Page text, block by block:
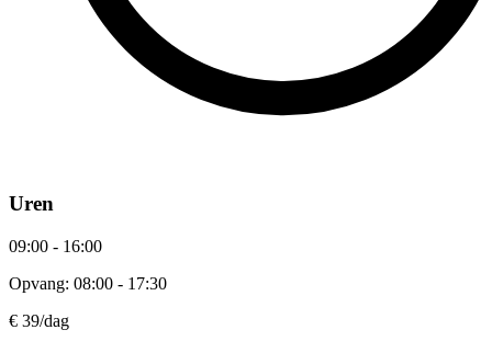
Uren
09:00 - 16:00
Opvang: 08:00 - 17:30
€ 39/dag